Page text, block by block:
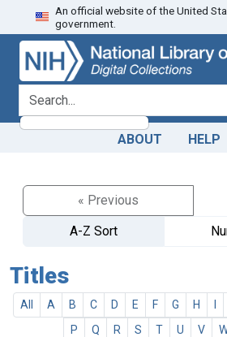
Skip
to
search
Skip to
main
content
An official website of the United
government.
search for
ABOUT HELP
« Previous
A-Z Sort
Titles
All A B C D E F G H
P
Q R S T U V